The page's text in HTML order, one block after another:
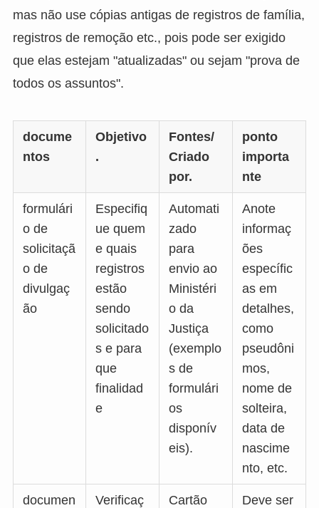
mas não use cópias antigas de registros de família,
registros de remoção etc., pois pode ser exigido
que elas estejam "atualizadas" ou sejam "prova de
todos os assuntos".
docume
ntos
Objetivo
.
Fontes/
Criado
por.
ponto
importa
nte
formulári
o de
solicitaçã
o de
divulgaç
ão
Especifiq
ue quem
e quais
registros
estão
sendo
solicitado
s e para
que
finalidad
e
Automati
zado
para
envio ao
Ministéri
o da
Justiça
(exemplo
s de
formulári
os
disponív
eis).
Anote
informaç
ões
específic
as em
detalhes,
como
pseudôni
mos,
nome de
solteira,
data de
nascime
nto, etc.
documen
Verificaç
Cartão
Deve ser